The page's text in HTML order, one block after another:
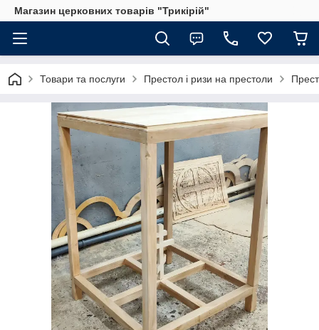
Магазин церковних товарів "Трикірій"
Товари та послуги Престол і ризи на престоли